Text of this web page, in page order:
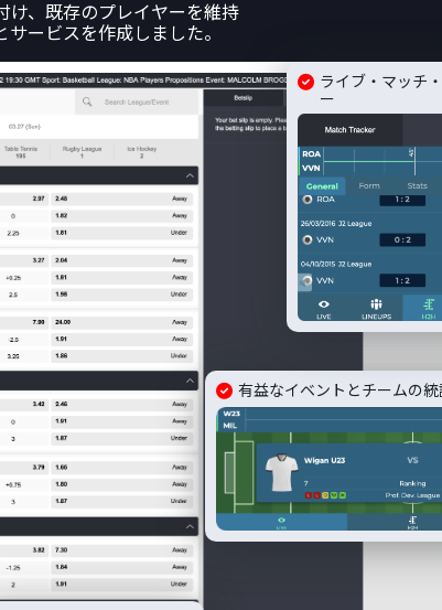
け、既存のプレイヤーを維持
ービスを作成しました。
有益なイベントとチームの統
ライブ・マッチ
ー